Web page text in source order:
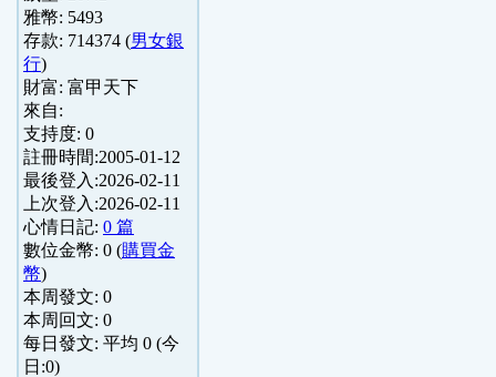
雅幣: 5493
存款: 714374 (男女銀
行)
財富: 富甲天下
來自:
支持度: 0
註冊時間:2005-01-12
最後登入:2026-02-11
上次登入:2026-02-11
心情日記: 0 篇
數位金幣: 0 (購買金
幣)
本周發文: 0
本周回文: 0
每日發文: 平均 0 (今
日:0)